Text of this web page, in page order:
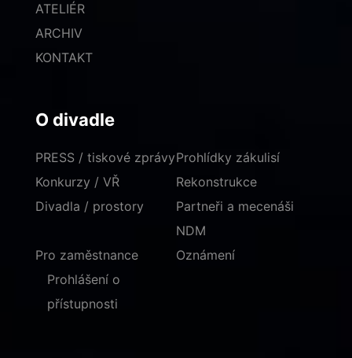
ATELIÉR
ARCHIV
KONTAKT
O divadle
PRESS / tiskové zprávy
Konkurzy / VŘ
Divadla / prostory
Prohlídky zákulisí
Rekonstrukce
Partneři a mecenáši
NDM
Pro zaměstnance
Oznámení
Prohlášení o
přístupnosti